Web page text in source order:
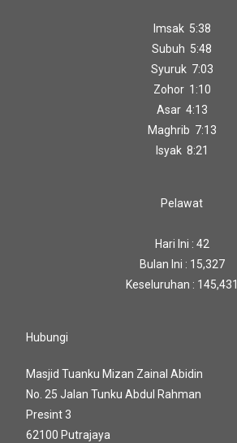
Imsak 5:38
Subuh 5:48
Syuruk 7:03
Zohor 1:10
Asar 4:13
Maghrib 7:13
Isyak 8:21
Pelawat
Hari Ini : 42
Bulan Ini : 15,327
Keseluruhan : 145,431
Hubungi
Masjid Tuanku Mizan Zainal Abidin
No. 25 Jalan Tunku Abdul Rahman
Presint 3
62100 Putrajaya